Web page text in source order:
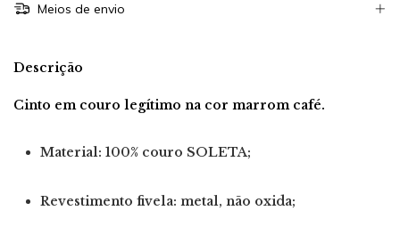
Meios de envio
Descrição
Cinto em couro legítimo na cor marrom café.
Material: 100% couro SOLETA;
Revestimento fivela: metal, não oxida;